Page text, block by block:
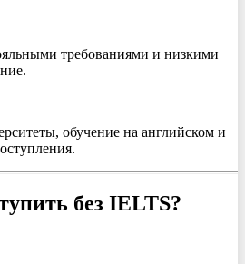
требованиями и низкими
обучение на английском и
без IELTS?